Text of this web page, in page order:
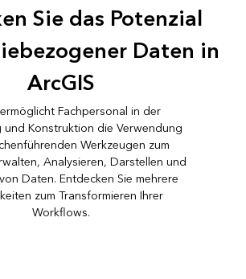
Sie das Potenzial
Daten in
ArcGIS
Fachpersonal in der
und Konstruktion die Verwendung
Werkzeugen zum
Analysieren, Darstellen und
Daten. Entdecken Sie mehrere
zum Transformieren Ihrer
Workflows.